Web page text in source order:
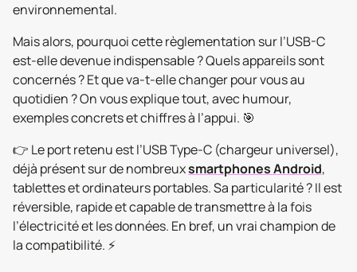
environnemental.
Mais alors, pourquoi cette règlementation sur l’USB-C
est-elle devenue indispensable ? Quels appareils sont
concernés ? Et que va-t-elle changer pour vous au
quotidien ? On vous explique tout, avec humour,
exemples concrets et chiffres à l’appui. 🎯
👉 Le port retenu est l’USB Type-C (chargeur universel),
déjà présent sur de nombreuxsmartphones Android,
tablettes et ordinateurs portables. Sa particularité ? Il est
réversible, rapide et capable de transmettre à la fois
l’électricité et les données. En bref, un vrai champion de
la compatibilité. ⚡